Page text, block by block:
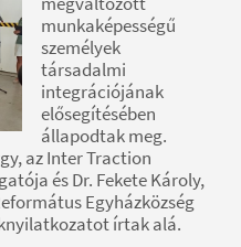
munkaképességű
személyek
társadalmi
integrációjának
elősegítésében
állapodtak meg.
az Inter Traction
és Dr. Fekete Károly,
Egyházközség
írtak alá.